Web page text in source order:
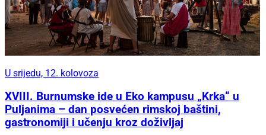
U srijedu, 12. kolovoza
XVIII. Burnumske ide u Eko kampusu „Krka“ u
Puljanima – dan posvećen rimskoj baštini,
gastronomiji i učenju kroz doživljaj